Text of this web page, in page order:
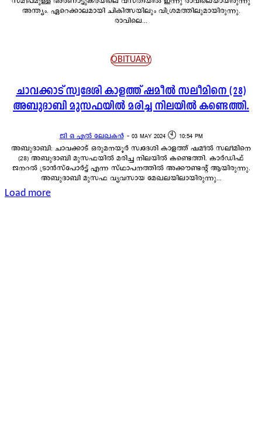
അന്ത്യം. ഏറെക്കാലമായി ചികിത്സയിലും വിശ്രമത്തിലുമായിരുന്നു.
രാവിലെ...
OBITUARY
ചാവക്കാട് സ്വദേശി കാളത്ത് ഷമീൽ സലീമിനെ (28)
അബുദാബി മുസഫയിൽ മരിച്ച നിലയിൽ കണ്ടെത്തി.
ജി ഒ എൽ ലേഖകൻ - 03 MAY 2024 🕙 10:54 PM
അബുദാബി: ചാവക്കാട് ഒരുമനയൂർ സ്വദേശി കാളത്ത് ഷമീൽ സലീമിനെ
(28) അബുദാബി മുസഫയിൽ മരിച്ച നിലയിൽ കണ്ടെത്തി. കാർഡിഫ്
ജനറൽ ട്രാൻസ്പോർട്ട് എന്ന സ്ഥാപനത്തിൽ അക്കൗണ്ടന്റ് ആയിരുന്നു.
അബുദാബി മുസഫ വ്യവസായ മേഖലയിലായിരുന്നു...
Load more